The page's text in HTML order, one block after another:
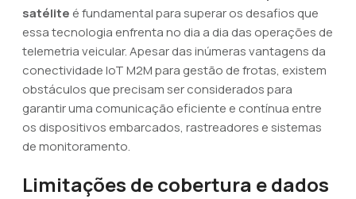
satélite é fundamental para superar os desafios que
essa tecnologia enfrenta no dia a dia das operações de
telemetria veicular. Apesar das inúmeras vantagens da
conectividade IoT M2M para gestão de frotas, existem
obstáculos que precisam ser considerados para
garantir uma comunicação eficiente e contínua entre
os dispositivos embarcados, rastreadores e sistemas
de monitoramento.
Limitações de cobertura e dados